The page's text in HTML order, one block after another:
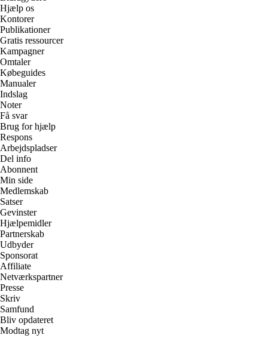
Hjælp os
Kontorer
Publikationer
Gratis ressourcer
Kampagner
Omtaler
Købeguides
Manualer
Indslag
Noter
Få svar
Brug for hjælp
Respons
Arbejdspladser
Del info
Abonnent
Min side
Medlemskab
Satser
Gevinster
Hjælpemidler
Partnerskab
Udbyder
Sponsorat
Affiliate
Netværkspartner
Presse
Skriv
Samfund
Bliv opdateret
Modtag nyt